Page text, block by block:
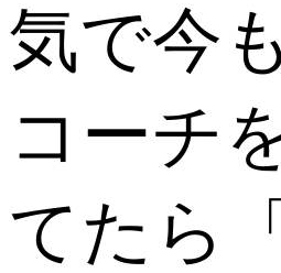
気で今
コーチ
てたら